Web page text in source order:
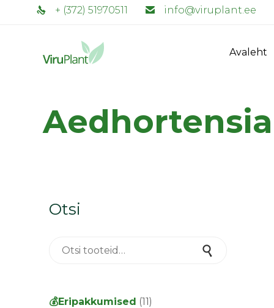
+ (372) 51970511 info@viruplant.ee
Avaleht
Otsi
💰Eripakkumised 1111